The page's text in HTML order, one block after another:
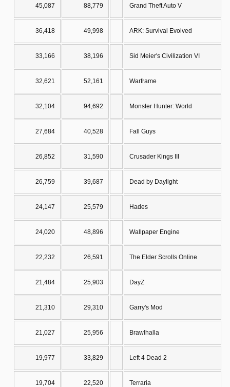
45,087 88,779 Grand Theft Auto V
36,418 49,998 ARK: Survival Evolved
33,166 38,196 Sid Meier's Civilization VI
32,621 52,161 Warframe
32,104 94,692 Monster Hunter: World
27,684 40,528 Fall Guys
26,852 31,590 Crusader Kings III
26,759 39,687 Dead by Daylight
24,147 25,579 Hades
24,020 48,896 Wallpaper Engine
22,232 26,591 The Elder Scrolls Online
21,484 25,903 DayZ
21,310 29,310 Garry's Mod
21,027 25,956 Brawlhalla
19,977 33,829 Left 4 Dead 2
19,704 22,520 Terraria